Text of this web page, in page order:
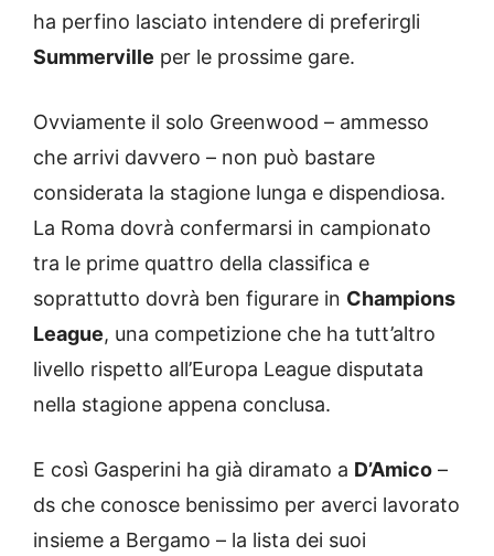
ha perfino lasciato intendere di preferirgli
Summerville per le prossime gare.
Ovviamente il solo Greenwood – ammesso
che arrivi davvero – non può bastare
considerata la stagione lunga e dispendiosa.
La Roma dovrà confermarsi in campionato
tra le prime quattro della classifica e
soprattutto dovrà ben figurare in Champions
League, una competizione che ha tutt’altro
livello rispetto all’Europa League disputata
nella stagione appena conclusa.
E così Gasperini ha già diramato a D’Amico –
ds che conosce benissimo per averci lavorato
insieme a Bergamo – la lista dei suoi